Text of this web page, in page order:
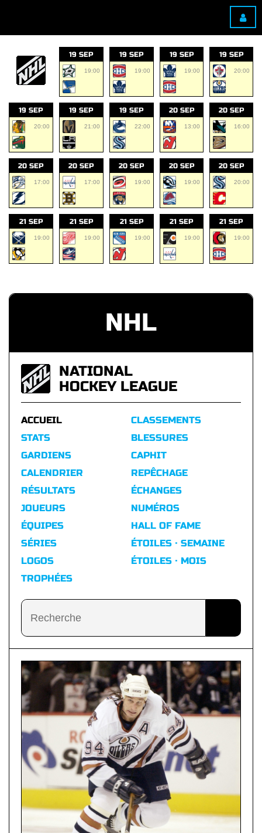
19 SEP
19:00
19 SEP
19:00
19 SEP
19:00
19 SEP
20:00
19 SEP
20:00
19 SEP
21:00
19 SEP
22:00
20 SEP
13:00
20 SEP
16:00
20 SEP
17:00
20 SEP
17:00
20 SEP
19:00
20 SEP
19:00
20 SEP
20:00
21 SEP
19:00
21 SEP
19:00
21 SEP
19:00
21 SEP
19:00
21 SEP
19:00
NHL
NATIONAL
HOCKEY LEAGUE
ACCUEIL
STATS
GARDIENS
CALENDRIER
RÉSULTATS
CLASSEMENTS
BLESSURES
CAPHIT
REPÊCHAGE
ÉCHANGES
JOUEURS
ÉQUIPES
SÉRIES
LOGOS
TROPHÉES
NUMÉROS
HALL OF FAME
ÉTOILES · SEMAINE
ÉTOILES · MOIS